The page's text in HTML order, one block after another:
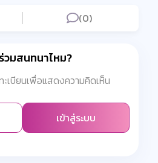
(0)
วมสนทนาไหม?
ะเบียนเพื่อแสดงความคิดเห็น
เข้าสู่ระบบ